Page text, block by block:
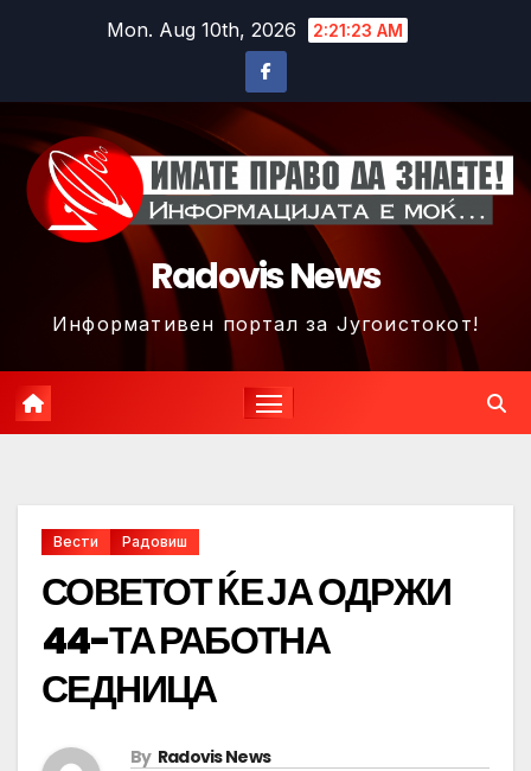
Mon. Aug 10th, 2026 2:21:26 AM
Radovis News
Информативен портал за Југоистокот!
Вести Радовиш
СОВЕТОТ ЌЕ ЈА ОДРЖИ
44-ТА РАБОТНА
СЕДНИЦА
By Radovis News